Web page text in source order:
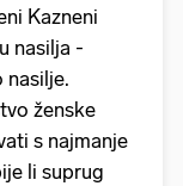
Kazneni
nasilja -
nasilje.
ženske
s najmanje
li suprug